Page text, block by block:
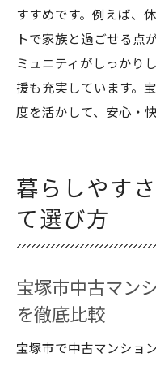
すすめです。例えば、
トで家族と過ごせる点
ミュニティがしっかり
援も充実しています。
度を活かして、安心・
暮らしやす
て選び方
宝塚市中古マン
を徹底比較
宝塚市で中古マンショ